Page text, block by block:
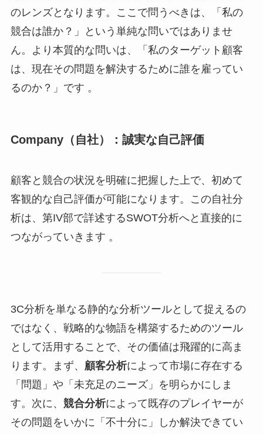
のレンズとなります。ここで問うべきは、「私の
競合は誰か？」という単純な問いではありませ
ん。より本質的な問いは、「私のターゲット顧客
は、現在その問題を解決するために誰を雇ってい
るのか？」です 。
Company（自社）：誠実な自己評価
顧客と競合の状況を明確に把握した上で、初めて
客観的な自己評価が可能になります。この自社分
析は、第IV部で詳述するSWOT分析へと直接的に
つながっていきます 。
3C分析を単なる静的な分析ツールとして捉えるの
ではなく、戦略的な物語を構築するためのツール
として活用することで、その価値は飛躍的に高ま
ります。まず、 顧客分析によって市場に存在する
「問題」や「未充足のニーズ」を明らかにしま
す。次に、 競合分析によって既存のプレイヤーが
その問題をいかに「不十分に」しか解決できてい